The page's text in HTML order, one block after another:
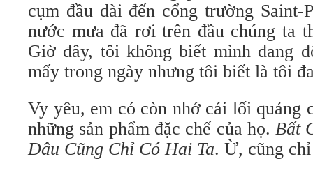
cụm đầu dài đến cổng trường Saint-
nước mưa đã rơi trên đầu chúng ta
Giờ đây, tôi không biết mình đang
mấy trong ngày nhưng tôi biết là tôi
Vy yêu, em có còn nhớ cái lối quảng
những sản phẩm đặc chế của họ.Bất
Đâu Cũng Chỉ Có Hai Ta. Ừ, cũng